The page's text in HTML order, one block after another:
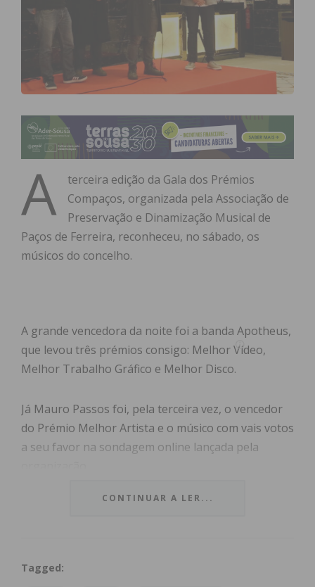
A
terceira edição da Gala dos Prémios
Compaços, organizada pela Associação de
Preservação e Dinamização Musical de
Paços de Ferreira, reconheceu, no sábado, os
músicos do concelho.
A grande vencedora da noite foi a banda Apotheus,
que levou três prémios consigo: Melhor Vídeo,
Melhor Trabalho Gráfico e Melhor Disco.
Já Mauro Passos foi, pela terceira vez, o vencedor
do Prémio Melhor Artista e o músico com vais votos
a seu favor na sondagem online lançada pela
Veja o vídeo de resumo do evento.
CONTINUAR A LER...
Tagged: